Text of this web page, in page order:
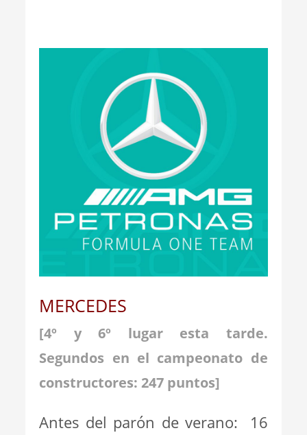
MERCEDES
[4º y 6º lugar esta tarde.
Segundos en el campeonato de
constructores: 247 puntos]
Antes del parón de verano: 16